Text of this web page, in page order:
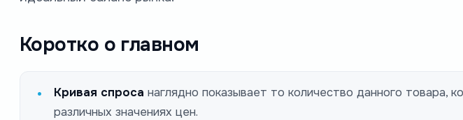
Коротко о главном
Кривая спроса наглядно показывает то количество данного товара,
различных значениях цен.